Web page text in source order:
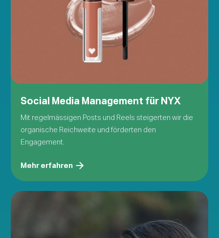
Social Media Management für NYX
Mit regelmässigen Posts und Reels steigerten wir die
organische Reichweite und förderten den
Engagement.
Mehr erfahren